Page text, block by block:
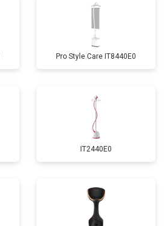
Pro Style Care IT8440E0
IT2440E0